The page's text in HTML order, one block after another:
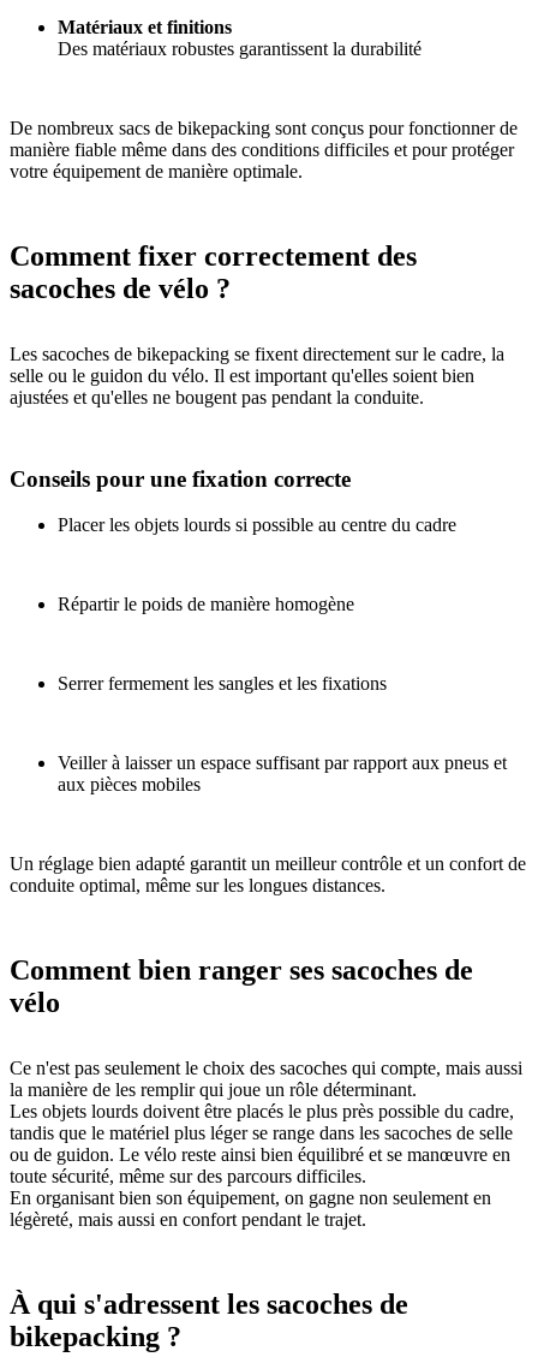
Matériaux et finitions
Des matériaux robustes garantissent la durabilité
De nombreux sacs de bikepacking sont conçus pour fonctionner de
manière fiable même dans des conditions difficiles et pour protéger
votre équipement de manière optimale.
Comment fixer correctement des
sacoches de vélo ?
Les sacoches de bikepacking se fixent directement sur le cadre, la
selle ou le guidon du vélo. Il est important qu'elles soient bien
ajustées et qu'elles ne bougent pas pendant la conduite.
Conseils pour une fixation correcte
Placer les objets lourds si possible au centre du cadre
Répartir le poids de manière homogène
Serrer fermement les sangles et les fixations
Veiller à laisser un espace suffisant par rapport aux pneus et
aux pièces mobiles
Un réglage bien adapté garantit un meilleur contrôle et un confort de
conduite optimal, même sur les longues distances.
Comment bien ranger ses sacoches de
vélo
Ce n'est pas seulement le choix des sacoches qui compte, mais aussi
la manière de les remplir qui joue un rôle déterminant.
Les objets lourds doivent être placés le plus près possible du cadre,
tandis que le matériel plus léger se range dans les sacoches de selle
ou de guidon. Le vélo reste ainsi bien équilibré et se manœuvre en
toute sécurité, même sur des parcours difficiles.
En organisant bien son équipement, on gagne non seulement en
légèreté, mais aussi en confort pendant le trajet.
À qui s'adressent les sacoches de
bikepacking ?